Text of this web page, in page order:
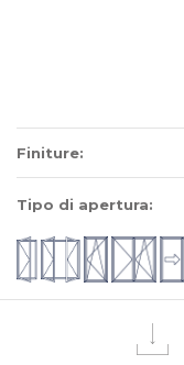
Finiture:
Tipo di apertura: